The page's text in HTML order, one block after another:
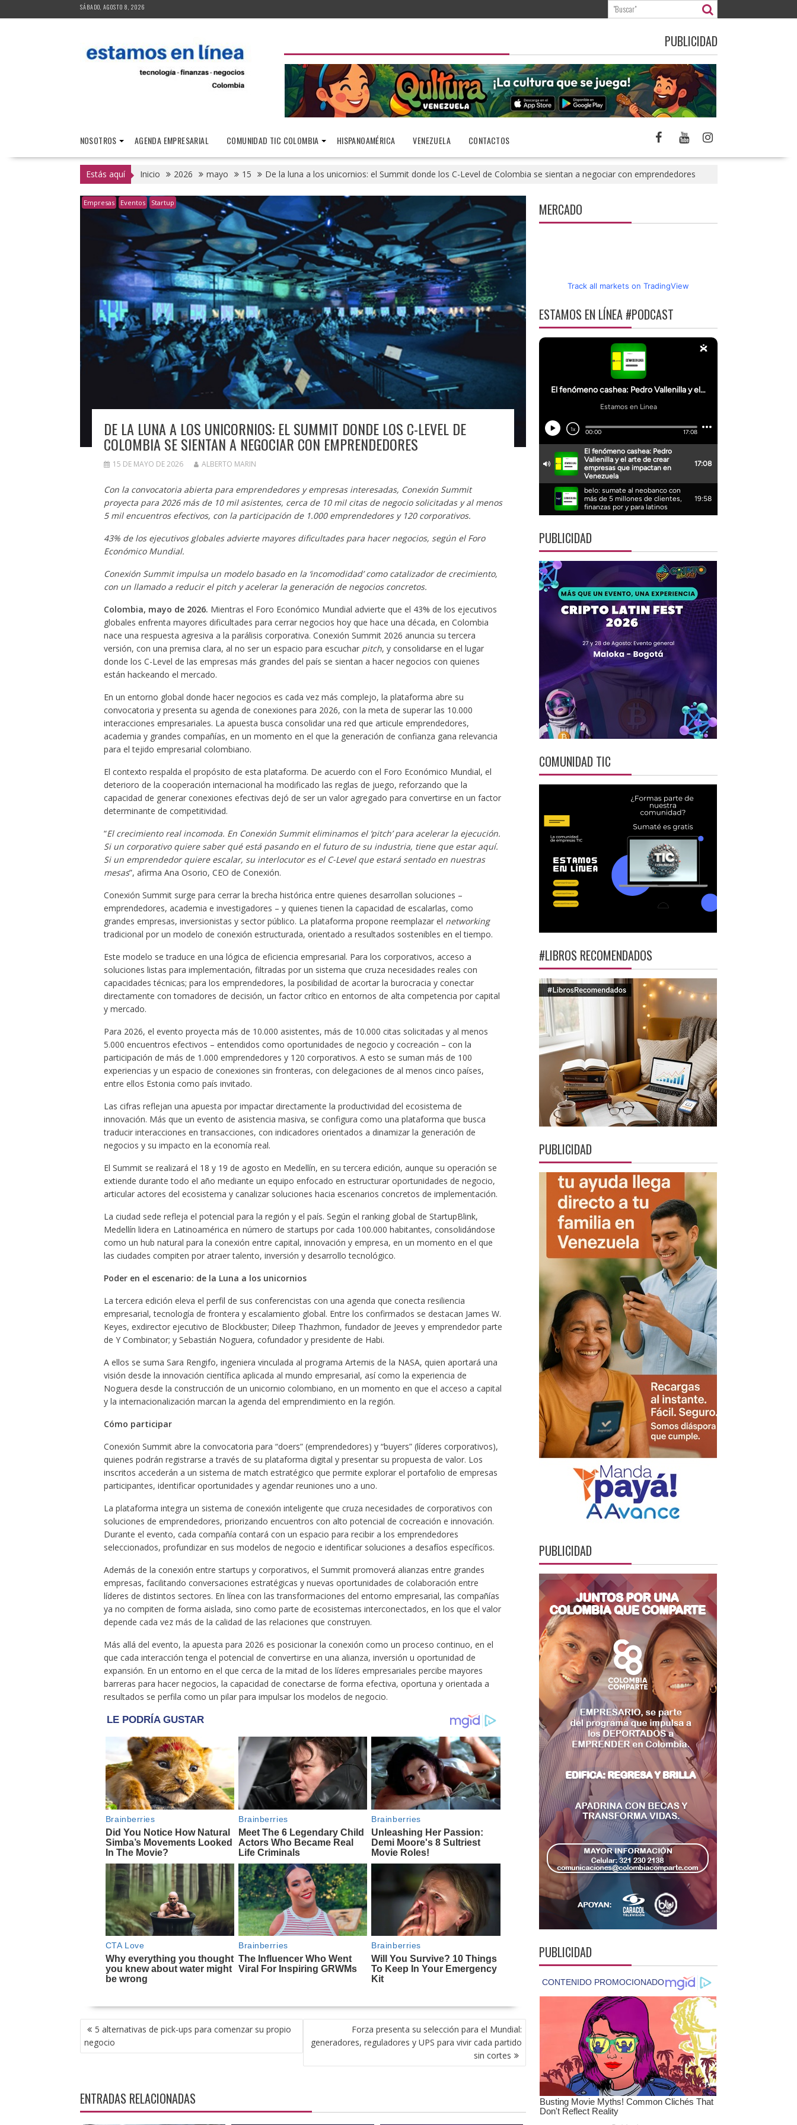
al
SÁBADO, AGOSTO 8, 2026
PUBLICIDAD
NOSOTROS AGENDA EMPRESARIAL COMUNIDAD TIC COLOMBIA HISPANOAMÉRICA VENEZUELA CONTACTOS
Estás aquí Inicio 2026 mayo 15 De la luna a los unicornios: el Summit donde los C-Level de Colombia se sientan a negociar con emprendedores
Empresas Eventos Startup
DE LA LUNA A LOS UNICORNIOS: EL SUMMIT DONDE LOS C-LEVEL DE
COLOMBIA SE SIENTAN A NEGOCIAR CON EMPRENDEDORES
15 DE MAYO DE 2026 ALBERTO MARIN
Con la convocatoria abierta para emprendedores y empresas interesadas, Conexión Summit
proyecta para 2026 más de 10 mil asistentes, cerca de 10 mil citas de negocio solicitadas y al menos
5 mil encuentros efectivos, con la participación de 1.000 emprendedores y 120 corporativos.
43% de los ejecutivos globales advierte mayores dificultades para hacer negocios, según el Foro
Económico Mundial.
Conexión Summit impulsa un modelo basado en la ‘incomodidad’ como catalizador de crecimiento,
con un llamado a reducir el pitch y acelerar la generación de negocios concretos.
Colombia, mayo de 2026. Mientras el Foro Económico Mundial advierte que el 43% de los ejecutivos
globales enfrenta mayores dificultades para cerrar negocios hoy que hace una década, en Colombia
nace una respuesta agresiva a la parálisis corporativa. Conexión Summit 2026 anuncia su tercera
versión, con una premisa clara, al no ser un espacio para escuchar pitch, y consolidarse en el lugar
donde los C-Level de las empresas más grandes del país se sientan a hacer negocios con quienes
están hackeando el mercado.
En un entorno global donde hacer negocios es cada vez más complejo, la plataforma abre su
convocatoria y presenta su agenda de conexiones para 2026, con la meta de superar las 10.000
interacciones empresariales. La apuesta busca consolidar una red que articule emprendedores,
academia y grandes compañías, en un momento en el que la generación de confianza gana relevancia
para el tejido empresarial colombiano.
El contexto respalda el propósito de esta plataforma. De acuerdo con el Foro Económico Mundial, el
deterioro de la cooperación internacional ha modificado las reglas de juego, reforzando que la
capacidad de generar conexiones efectivas dejó de ser un valor agregado para convertirse en un factor
determinante de competitividad.
“El crecimiento real incomoda. En Conexión Summit eliminamos el ‘pitch’ para acelerar la ejecución.
Si un corporativo quiere saber qué está pasando en el futuro de su industria, tiene que estar aquí.
Si un emprendedor quiere escalar, su interlocutor es el C-Level que estará sentado en nuestras
mesas”, afirma Ana Osorio, CEO de Conexión.
Conexión Summit surge para cerrar la brecha histórica entre quienes desarrollan soluciones –
emprendedores, academia e investigadores – y quienes tienen la capacidad de escalarlas, como
grandes empresas, inversionistas y sector público. La plataforma propone reemplazar el networking
tradicional por un modelo de conexión estructurada, orientado a resultados sostenibles en el tiempo.
Este modelo se traduce en una lógica de eficiencia empresarial. Para los corporativos, acceso a
soluciones listas para implementación, filtradas por un sistema que cruza necesidades reales con
capacidades técnicas; para los emprendedores, la posibilidad de acortar la burocracia y conectar
directamente con tomadores de decisión, un factor crítico en entornos de alta competencia por capital
y mercado.
Para 2026, el evento proyecta más de 10.000 asistentes, más de 10.000 citas solicitadas y al menos
5.000 encuentros efectivos – entendidos como oportunidades de negocio y cocreación – con la
participación de más de 1.000 emprendedores y 120 corporativos. A esto se suman más de 100
experiencias y un espacio de conexiones sin fronteras, con delegaciones de al menos cinco países,
entre ellos Estonia como país invitado.
Las cifras reflejan una apuesta por impactar directamente la productividad del ecosistema de
innovación. Más que un evento de asistencia masiva, se configura como una plataforma que busca
traducir interacciones en transacciones, con indicadores orientados a dinamizar la generación de
negocios y su impacto en la economía real.
El Summit se realizará el 18 y 19 de agosto en Medellín, en su tercera edición, aunque su operación se
extiende durante todo el año mediante un equipo enfocado en estructurar oportunidades de negocio,
articular actores del ecosistema y canalizar soluciones hacia escenarios concretos de implementación.
La ciudad sede refleja el potencial para la región y el país. Según el ranking global de StartupBlink,
Medellín lidera en Latinoamérica en número de startups por cada 100.000 habitantes, consolidándose
como un hub natural para la conexión entre capital, innovación y empresa, en un momento en el que
las ciudades compiten por atraer talento, inversión y desarrollo tecnológico.
Poder en el escenario: de la Luna a los unicornios
La tercera edición eleva el perfil de sus conferencistas con una agenda que conecta resiliencia
empresarial, tecnología de frontera y escalamiento global. Entre los confirmados se destacan James W.
Keyes, exdirector ejecutivo de Blockbuster; Dileep Thazhmon, fundador de Jeeves y emprendedor parte
de Y Combinator; y Sebastián Noguera, cofundador y presidente de Habi.
A ellos se suma Sara Rengifo, ingeniera vinculada al programa Artemis de la NASA, quien aportará una
visión desde la innovación científica aplicada al mundo empresarial, así como la experiencia de
Noguera desde la construcción de un unicornio colombiano, en un momento en que el acceso a capital
y la internacionalización marcan la agenda del emprendimiento en la región.
Cómo participar
Conexión Summit abre la convocatoria para “doers” (emprendedores) y “buyers” (líderes corporativos),
quienes podrán registrarse a través de su plataforma digital y presentar su propuesta de valor. Los
inscritos accederán a un sistema de match estratégico que permite explorar el portafolio de empresas
participantes, identificar oportunidades y agendar reuniones uno a uno.
La plataforma integra un sistema de conexión inteligente que cruza necesidades de corporativos con
soluciones de emprendedores, priorizando encuentros con alto potencial de cocreación e innovación.
Durante el evento, cada compañía contará con un espacio para recibir a los emprendedores
seleccionados, profundizar en sus modelos de negocio e identificar soluciones a desafíos específicos.
Además de la conexión entre startups y corporativos, el Summit promoverá alianzas entre grandes
empresas, facilitando conversaciones estratégicas y nuevas oportunidades de colaboración entre
líderes de distintos sectores. En línea con las transformaciones del entorno empresarial, las compañías
ya no compiten de forma aislada, sino como parte de ecosistemas interconectados, en los que el valor
depende cada vez más de la calidad de las relaciones que construyen.
Más allá del evento, la apuesta para 2026 es posicionar la conexión como un proceso continuo, en el
que cada interacción tenga el potencial de convertirse en una alianza, inversión u oportunidad de
expansión. En un entorno en el que cerca de la mitad de los líderes empresariales percibe mayores
barreras para hacer negocios, la capacidad de conectarse de forma efectiva, oportuna y orientada a
resultados se perfila como un pilar para impulsar los modelos de negocio.
NAVEGACIÓN
DE
ENTRADAS
5 alternativas de pick-ups para comenzar su propio
negocio
Forza presenta su selección para el Mundial:
generadores, reguladores y UPS para vivir cada partido
sin cortes
ENTRADAS RELACIONADAS
MERCADO
Track all markets on TradingView
ESTAMOS EN LÍNEA #PODCAST
PUBLICIDAD
COMUNIDAD TIC
#LIBROS RECOMENDADOS
PUBLICIDAD
PUBLICIDAD
PUBLICIDAD